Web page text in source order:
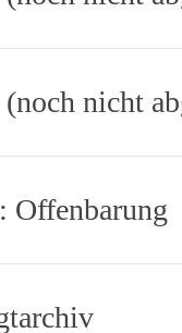
nicht
Offenbarung